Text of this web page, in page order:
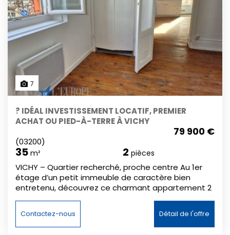
7
? IDÉAL INVESTISSEMENT LOCATIF, PREMIER
ACHAT OU PIED-À-TERRE À VICHY
79 900 €
(03200)
35 m² 2 pièces
VICHY – Quartier recherché, proche centre Au 1er
étage d’un petit immeuble de caractère bien
entretenu, découvrez ce charmant appartement 2
pièces de 35,71 m², lumineux et plein de potentiel. Il
se compose d’une pièce de vie avec cuisine
ouverte, bénéficiant d’un accès à un agréable
balcon avec ferronnerie, d’une chambre séparée,
Contactez-nous Détail de l'offre